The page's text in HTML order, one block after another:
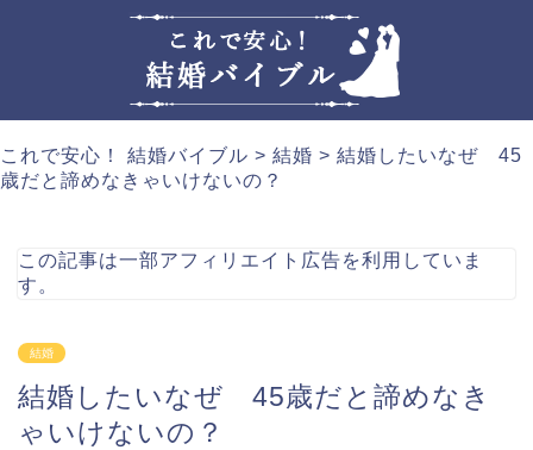
これで安心！ 結婚バイブル > 結婚 > 結婚したいなぜ 45
歳だと諦めなきゃいけないの？
この記事は一部アフィリエイト広告を利用していま
す。
結婚
結婚したいなぜ 45歳だと諦めなき
ゃいけないの？